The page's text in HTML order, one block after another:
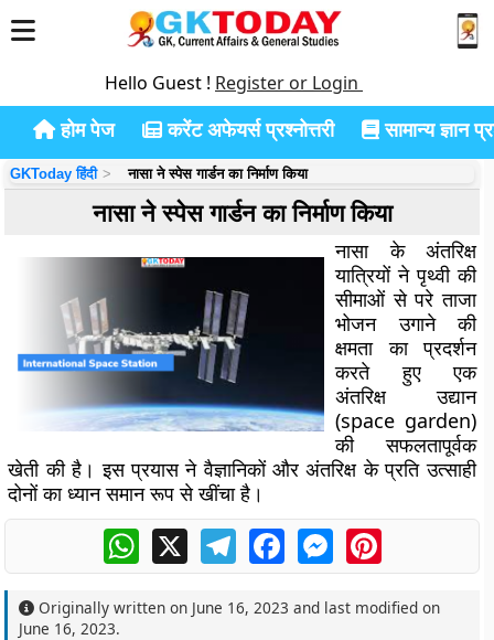
Hello Guest ! Register or Login
होम पेज करेंट अफेयर्स प्रश्नोत्तरी सामान्य ज्ञान
GKToday हिंदी नासा ने स्पेस गार्डन का निर्माण किया
नासा ने स्पेस गार्डन का निर्माण किया
नासा के अंतरिक्ष
यात्रियों ने पृथ्वी की
सीमाओं से परे ताजा
भोजन उगाने की
क्षमता का प्रदर्शन
करते हुए एक
अंतरिक्ष उद्यान
(space garden)
की सफलतापूर्वक
खेती की है। इस प्रयास ने वैज्ञानिकों और अंतरिक्ष के प्रति उत्साही
दोनों का ध्यान समान रूप से खींचा है।
WhatsApp
X TelegramFacebookMessengerPinterest
Originally written on June 16, 2023 and last modified on
June 16, 2023.